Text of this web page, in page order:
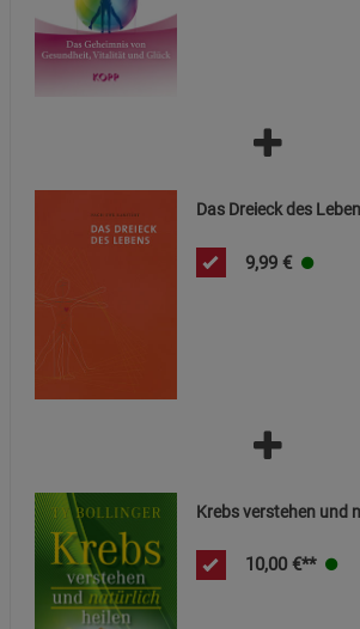
Das Dreieck des
9,99 €
Krebs verstehen und
10,00 €**
Cookie-Informationen
Marketing Cookies (3)
Beschreibung Marketing Cookies